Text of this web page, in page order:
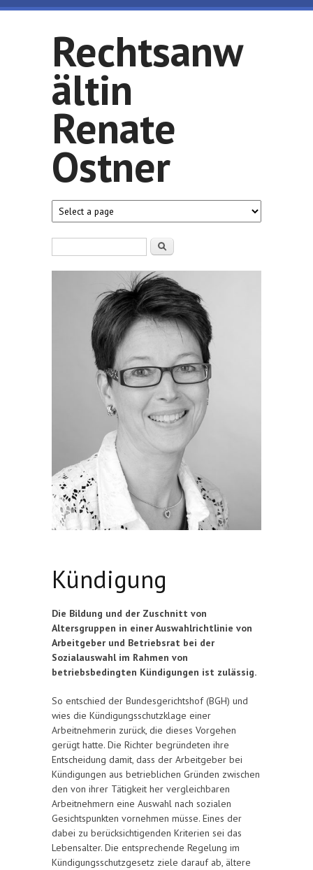
Direkt zum Inhalt
Rechtsanw
ältin
Renate
Ostner
Suche
Kündigung
Die Bildung und der Zuschnitt von
Altersgruppen in einer Auswahlrichtlinie von
Arbeitgeber und Betriebsrat bei der
Sozialauswahl im Rahmen von
betriebsbedingten Kündigungen ist zulässig.
So entschied der Bundesgerichtshof (BGH) und
wies die Kündigungsschutzklage einer
Arbeitnehmerin zurück, die dieses Vorgehen
gerügt hatte. Die Richter begründeten ihre
Entscheidung damit, dass der Arbeitgeber bei
Kündigungen aus betrieblichen Gründen zwischen
den von ihrer Tätigkeit her vergleichbaren
Arbeitnehmern eine Auswahl nach sozialen
Gesichtspunkten vornehmen müsse. Eines der
dabei zu berücksichtigenden Kriterien sei das
Lebensalter. Die entsprechende Regelung im
Kündigungsschutzgesetz ziele darauf ab, ältere